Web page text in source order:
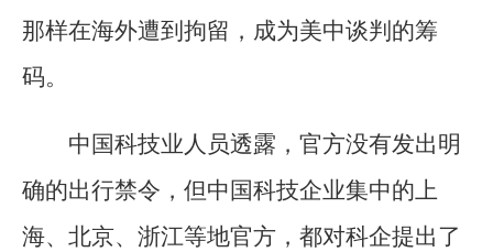
那样在海外遭到拘留，成为美中谈判的筹
码。
中国科技业人员透露，官方没有发出明
确的出行禁令，但中国科技企业集中的上
海、北京、浙江等地官方，都对科企提出了